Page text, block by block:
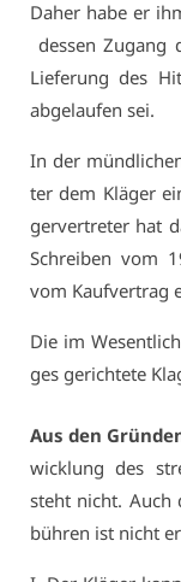
Da­her ha­be er
des­sen Zu­gang
Lie­fe­rung des
ab­ge­lau­fen sei.
In der
ter dem Klä­ger
ger­ver­tre­ter hat
Schrei­ben vom
vom Kauf­ver­trag
Die im
ges ge­rich­te­te
Aus den
wick­lung des
steht nicht. Auch
büh­ren ist nicht